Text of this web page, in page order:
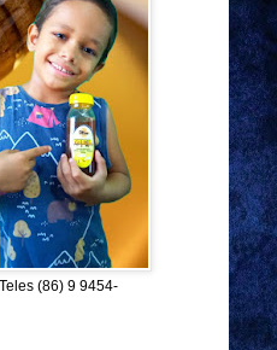
(86) 9 9454-